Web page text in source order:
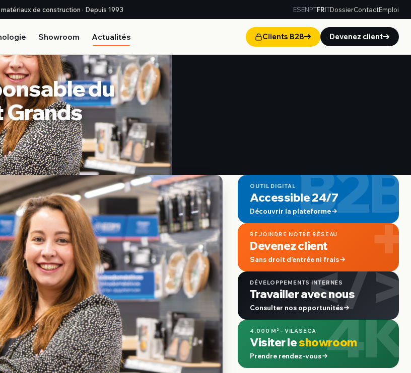
de construction · Depuis 1993 ESENPTFRITDossierContactEmploi
Showroom Actualités Clients B2B Devenez client
du
Grands
B2B
OUTIL DIGITAL
Accessible 24/7
Découvrir la plateforme +
REJOINDRE NOTRE RÉSEAU
Devenez client
Sans droit d’entrée ni frais</>
DÉVELOPPEMENTS INTERNES
Travailler avec nous
Consulter nos opportunités4K
4.000 M² · VILASECA
Visiter leshowroom
Prendre rendez-vous